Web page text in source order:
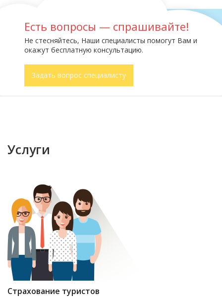
Есть вопросы — спрашивайте!
Не стесняйтесь, Наши специалисты помогут Вам и
окажут бесплатную консультацию.
Задать вопрос специалисту
Услуги
Страхование туристов